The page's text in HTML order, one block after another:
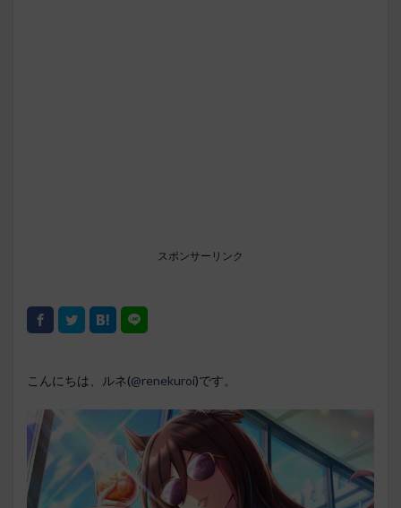
スポンサーリンク
こんにちは、ルネ(@renekuroi)です。